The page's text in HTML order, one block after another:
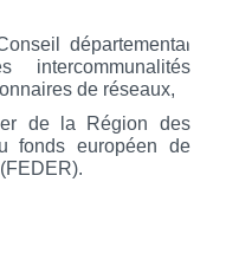
départemental
de réseaux,
de la Région des
fonds européen de